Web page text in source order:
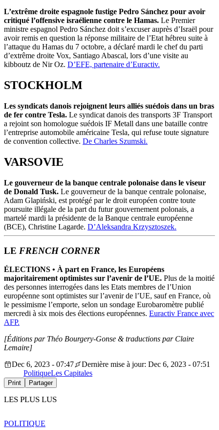
L’extrême droite espagnole fustige Pedro Sánchez pour avoir
critiqué l’offensive israélienne contre le Hamas. Le Premier
ministre espagnol Pedro Sánchez doit s’excuser auprès d’Israël pour
avoir remis en question la réponse militaire de l’Etat hébreu suite à
l’attaque du Hamas du 7 octobre, a déclaré mardi le chef du parti
d’extrême droite Vox, Santiago Abascal, lors d’une visite au
kibboutz de Nir Oz. D’EFE, partenaire d’Euractiv.
STOCKHOLM
Les syndicats danois rejoignent leurs alliés suédois dans un bras
de fer contre Tesla. Le syndicat danois des transports 3F Transport
a rejoint son homologue suédois IF Metall dans une bataille contre
l’entreprise automobile américaine Tesla, qui refuse toute signature
de convention collective. De Charles Szumski.
VARSOVIE
Le gouverneur de la banque centrale polonaise dans le viseur
de Donald Tusk. Le gouverneur de la banque centrale polonaise,
Adam Glapiński, est protégé par le droit européen contre toute
poursuite illégale de la part du futur gouvernement polonais, a
martelé mardi la présidente de la Banque centrale européenne
(BCE), Christine Lagarde. D’Aleksandra Krzysztoszek.
LE FRENCH CORNER
ÉLECTIONS • À part en France, les Européens
majoritairement optimistes sur l’avenir de l’UE. Plus de la moitié
des personnes interrogées dans les Etats membres de l’Union
européenne sont optimistes sur l’avenir de l’UE, sauf en France, où
le pessimisme l’emporte, selon un sondage Eurobaromètre publié
mercredi à six mois des élections européennes. Euractiv France avec
AFP.
[Éditions par Théo Bourgery-Gonse & traductions par Claire
Lemaire]
Dec 6, 2023 - 07:47
Dernière mise à jour: Dec 6, 2023 - 07:51
PolitiqueLes Capitales
Print Partager
LES PLUS LUS
POLITIQUE